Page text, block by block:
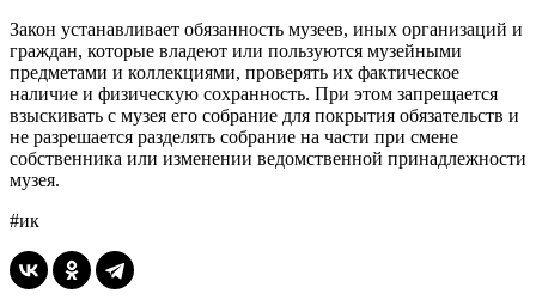
Закон устанавливает обязанность музеев, иных организаций и
граждан, которые владеют или пользуются музейными
предметами и коллекциями, проверять их фактическое
наличие и физическую сохранность. При этом запрещается
взыскивать с музея его собрание для покрытия обязательств и
не разрешается разделять собрание на части при смене
собственника или изменении ведомственной принадлежности
музея.
#ик